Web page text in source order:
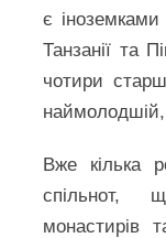
є
Танзанії та
чотири
наймолодшій,
Вже кілька
спільнот,
монастирів